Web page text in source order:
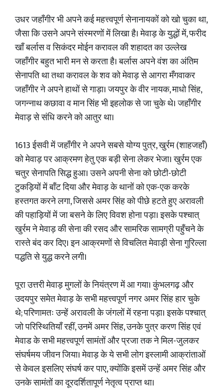
उधर जहाँगीर भी अपने कई महत्त्वपूर्ण सेनानायकों को खो चुका था,
जैसा कि उसने अपने संस्मरणों में लिखा है। मेवाड़ के युद्धों में, फरीद
खाँ बर्लास व सिकंदर मोईन करावल की शहादत का उल्लेख
जहाँगीर बहुत भारी मन से करता है। बर्लास अपने वंश का अंतिम
सेनापति था तथा करावल के शव को मेवाड़ से आगरा मँगवाकर
जहाँगीर ने अपने हाथों से गाड़ा। जयपुर के वीर नायक, माधो सिंह,
जगन्नाथ कछावा व मान सिंह भी इहलोक से जा चुके थे। जहाँगीर
मेवाड़ से संधि करने को आतुर था।
1613 ईसवी में जहाँगीर ने अपने सबसे योग्य पुत्र, खुर्रम (शाहजहाँ)
को मेवाड़ पर आक्रमण हेतु एक बड़ी सेना लेकर भेजा। खुर्रम एक
चतुर सेनापति सिद्ध हुआ। उसने अपनी सेना को छोटी-छोटी
टुकड़ियों में बाँट दिया और मेवाड़ के थानों को एक-एक करके
हस्तगत करने लगा, जिससे अमर सिंह को पीछे हटते हुए अरावली
की पहाड़ियों में जा बसने के लिए विवश होना पड़ा। इसके पश्चात्
खुर्रम ने मेवाड़ की सेना की रसद और सामरिक सामग्री पहुँचने के
रास्ते बंद कर दिए। इन आक्रमणों से विचलित मेवाड़ी सेना गुरिल्ला
पद्धति से युद्ध करने लगी।
पूरा उत्तरी मेवाड़ मुगलों के नियंत्रण में आ गया। कुंभलगढ़ और
उदयपुर समेत मेवाड़ के सभी महत्त्वपूर्ण नगर अमर सिंह हार चुके
थे; परिणामतः उन्हें अरावली के जंगलों में रहना पड़ा। इसके पश्चात्
जो परिस्थितियाँ रहीं, उनमें अमर सिंह, उनके पुत्र करण सिंह एवं
मेवाड के सभी महत्त्वपूर्ण सामंतों और प्रजा तक ने मिल-जुलकर
संघर्षमय जीवन जिया। मेवाड़ के ये सभी लोग इस्लामी आक्रांताओं
से केवल इसलिए संघर्ष कर पाए, क्योंकि इसमें उन्हें अमर सिंह और
उनके सामंतों का दूरदर्शितापूर्ण नेतृत्व प्राप्त था।